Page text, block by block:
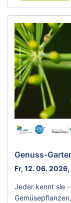
Genuss-
Fr, 12. 06.
Jeder kennt sie